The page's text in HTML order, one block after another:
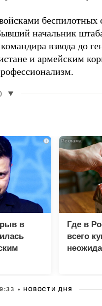
беспилотных
начальник штаба
взвода до
и армейским
▼
i
в
Где в
всего
• НОВОСТИ ДНЯ